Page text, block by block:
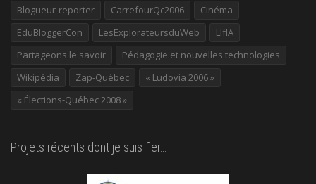
Blogueur-reporter
CarrefourQc2006
Cinéma
EduBloggerCon
LesExplorateursduWeb
LIfIA
Partageons le savoir
Pédagogie et nouvelles technologies
Wikipédia
Zap-Québec
« Ludovia 2006 »
« Élections-Québec 2008 »
Projets récents dont je suis fier…